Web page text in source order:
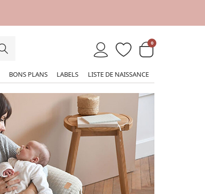
0
BONS PLANS LABELS LISTE DE NAISSANCE